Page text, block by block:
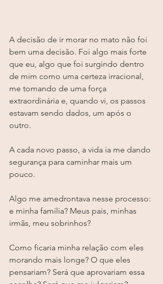
A decisão de ir morar no mato não foi
bem uma decisão. Foi algo mais forte
que eu, algo que foi surgindo dentro
de mim como uma certeza irracional,
me tomando de uma força
extraordinária e, quando vi, os passos
estavam sendo dados, um após o
outro.
A cada novo passo, a vida ia me dando
segurança para caminhar mais um
pouco.
Algo me amedrontava nesse processo:
e minha família? Meus pais, minhas
irmãs, meu sobrinhos?
Como ficaria minha relação com eles
morando mais longe? O que eles
pensariam? Será que aprovariam essa